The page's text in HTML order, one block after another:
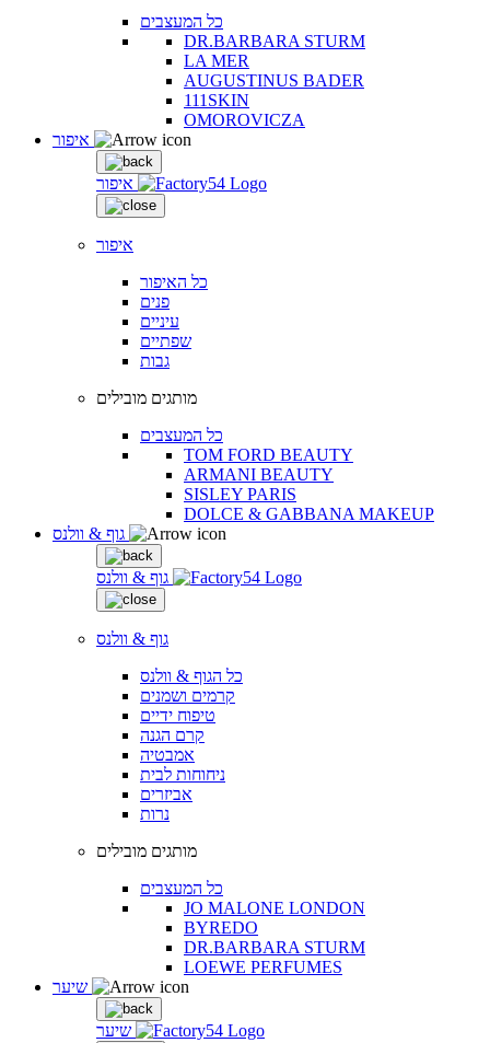
כל המעצבים
DR.BARBARA STURM
LA MER
AUGUSTINUS BADER
111SKIN
OMOROVICZA
איפור
איפור
כל האיפור
פנים
עיניים
שפתיים
גבות
מותגים מובילים
כל המעצבים
TOM FORD BEAUTY
ARMANI BEAUTY
SISLEY PARIS
DOLCE & GABBANA MAKEUP
גוף & וולנס
גוף & וולנס
כל הגוף & וולנס
קרמים ושמנים
טיפוח ידיים
קרם הגנה
אמבטיה
ניחוחות לבית
אביזרים
נרות
מותגים מובילים
כל המעצבים
JO MALONE LONDON
BYREDO
DR.BARBARA STURM
LOEWE PERFUMES
שיער